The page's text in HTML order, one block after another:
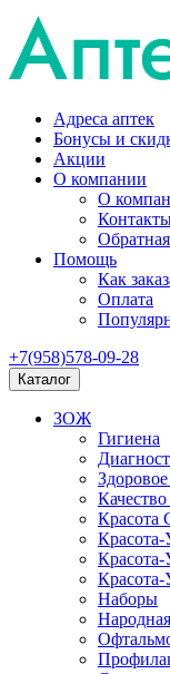
Адреса аптек
Бонусы и
Акции
О компании
О
Помощь
Как
Оплата
+7(958)578-09-28
Каталог
ЗОЖ
Гигиена
Красота
Красота-
Наборы